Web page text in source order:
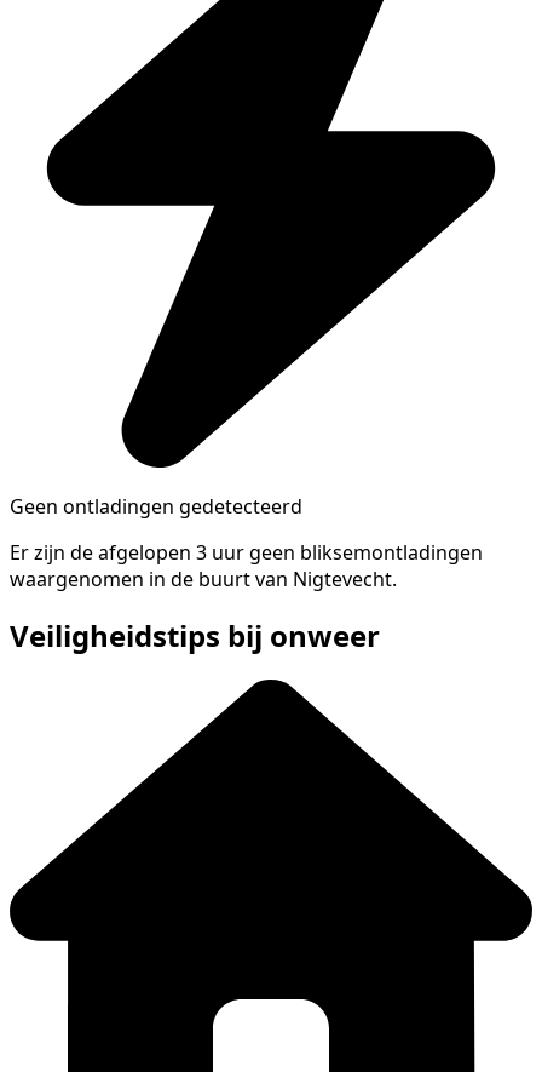
Geen ontladingen gedetecteerd
Er zijn de afgelopen 3 uur geen bliksemontladingen
waargenomen in de buurt van Nigtevecht.
Veiligheidstips bij onweer